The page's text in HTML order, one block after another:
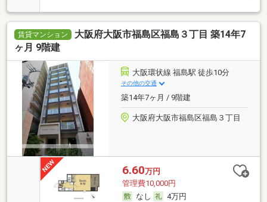
賃貸マンション
大阪府大阪市福島区福島３丁目 築14年7
ヶ月 9階建
大阪環状線 福島駅 徒歩10分
その他の交通
築14年7ヶ月 / 9階建
大阪府大阪市福島区福島３丁目
6.60万円
管理費10,000円
なし
4万円